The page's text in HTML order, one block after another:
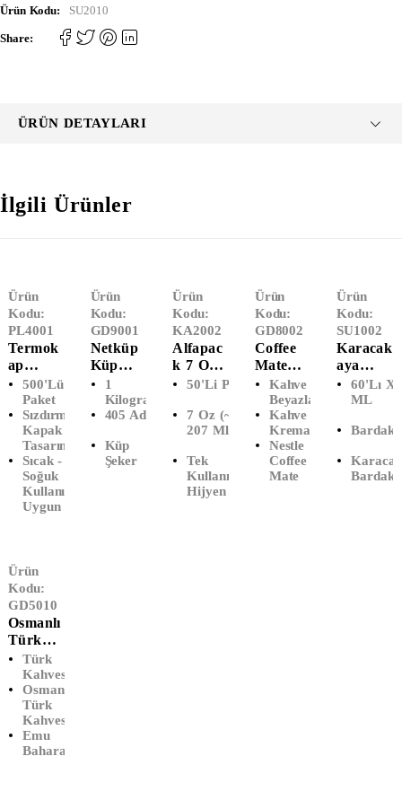
Ürün Kodu: SU2010
Share:
ÜRÜN DETAYLARI
İlgili Ürünler
Ürün
Kodu:
PL4001
Termok
Ap
Kapaklı
Karton
Çorba
Kasesi
(500'lü)
500'lü
Paket
Sızdırmaz
Kapak
Tasarımı
Sıcak -
Soğuk
Kullanıma
Uygun
Ürün
Kodu:
GD9001
Netküp
Küp
Şeker
(1000
Gram)
1
Kilogram
405 Adet
Küp
Şeker
Ürün
Kodu:
KA2002
Alfapac
K 7 Oz
Karton
(50'li)
50'li Paket
7 Oz (~
207 Ml)
Tek
Kullanımlık
Hijyen
Ürün
Kodu:
GD8002
Coffee
Mate
Kahve
Kreması
(2000
Gr)
Kahve
Beyazlatıcı
Kahve
Kreması
Nestle
Coffee
Mate
Ürün
Kodu:
SU1002
Karacak
Aya
Bardak
Su 200
(60'lı)
60'lı X
ML
Bardak
Bardak
Ürün
Kodu:
GD5010
Osmanlı
Türk
Kahvesi
(90 GR)
Türk
Kahvesi
Osmanlı
Türk
Kahvesi
Emu
Baharat